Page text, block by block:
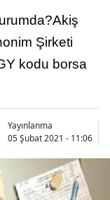
Şirketi
kodu borsa
Yayınlanma
05 Şubat 2021 - 11:06